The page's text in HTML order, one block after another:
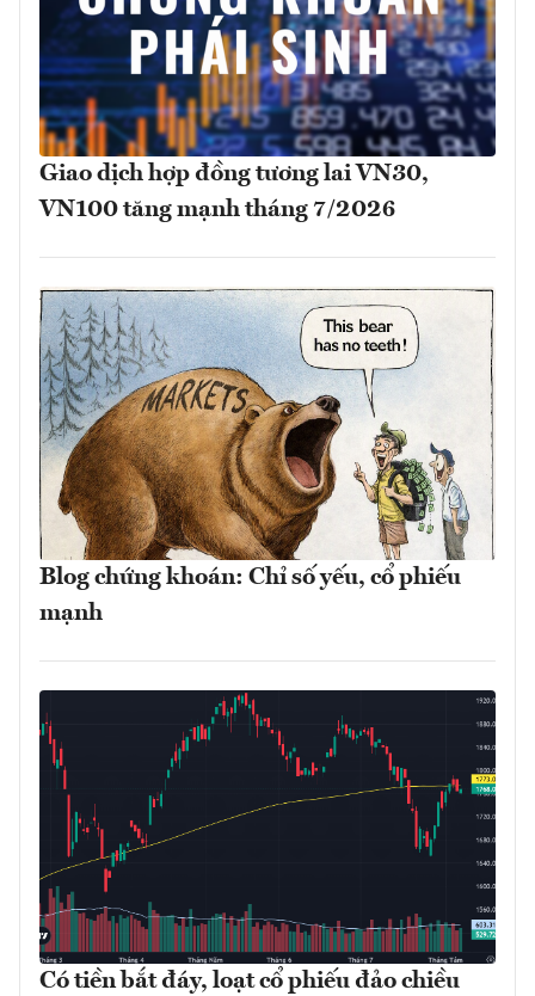
Giao dịch hợp đồng tương lai VN30,
VN100 tăng mạnh tháng 7/2026
Blog chứng khoán: Chỉ số yếu, cổ phiếu
mạnh
Có tiền bắt đáy, loạt cổ phiếu đảo chiều